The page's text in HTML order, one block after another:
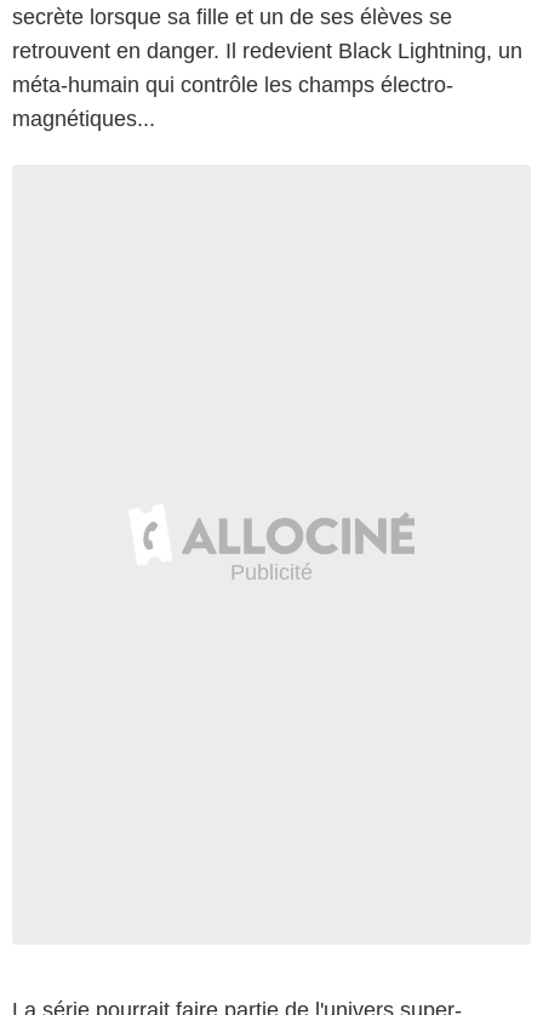
secrète lorsque sa fille et un de ses élèves se
retrouvent en danger. Il redevient Black Lightning, un
méta-humain qui contrôle les champs électro-
magnétiques...
La série pourrait faire partie de l'univers super-